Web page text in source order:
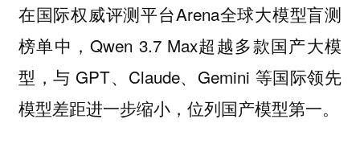
在国际权威评测平台Arena全球大模型盲测
榜单中，Qwen 3.7 Max超越多款国产大模
型，与 GPT、Claude、Gemini 等国际领先
模型差距进一步缩小，位列国产模型第一。